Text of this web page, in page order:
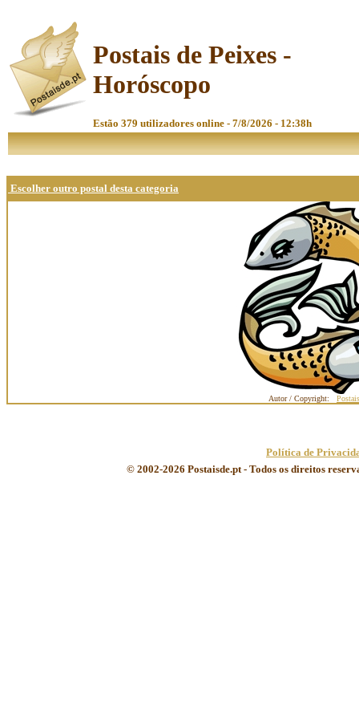
Postais de Peixes -
Horóscopo
Estão 379 utilizadores online - 7/8/2026 - 12:38h
Escolher outro postal desta categoria
Autor / Copyright:
Política de
© 2002-2026 Postaisde.pt - Todos os direitos